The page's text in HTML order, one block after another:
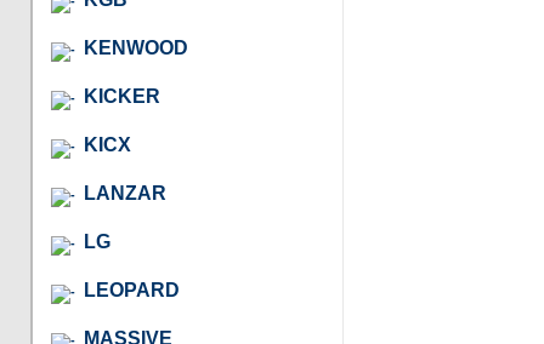
KENWOOD
KICKER
KICX
LANZAR
LG
LEOPARD
MASSIVE